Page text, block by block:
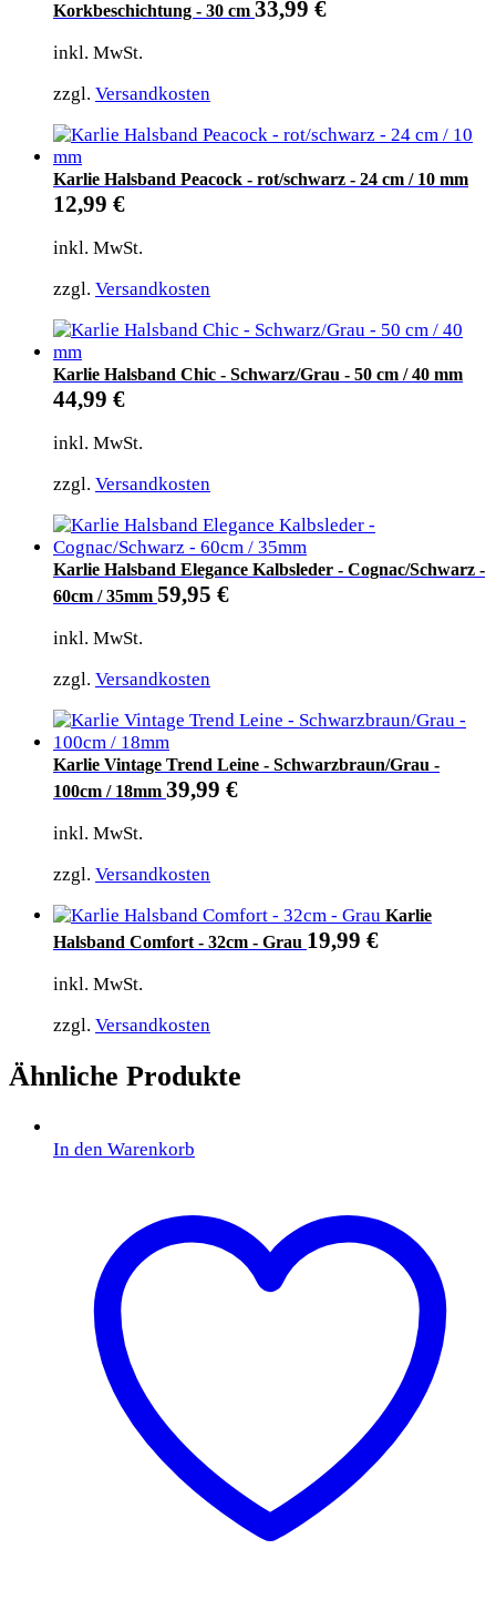
Korkbeschichtung - 30 cm 33,99 €
inkl. MwSt.
zzgl. Versandkosten
Karlie Halsband Peacock - rot/schwarz - 24 cm / 10 mm
12,99 €
inkl. MwSt.
zzgl. Versandkosten
Karlie Halsband Chic - Schwarz/Grau - 50 cm / 40 mm
44,99 €
inkl. MwSt.
zzgl. Versandkosten
Karlie Halsband Elegance Kalbsleder - Cognac/Schwarz -
60cm / 35mm 59,95 €
inkl. MwSt.
zzgl. Versandkosten
Karlie Vintage Trend Leine - Schwarzbraun/Grau -
100cm / 18mm 39,99 €
inkl. MwSt.
zzgl. Versandkosten
Karlie
Halsband Comfort - 32cm - Grau 19,99 €
inkl. MwSt.
zzgl. Versandkosten
Ähnliche Produkte
In den Warenkorb